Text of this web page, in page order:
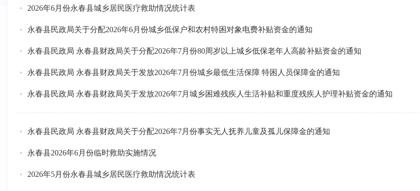
2026年6月份永春县城乡居民医疗救助情况统计表
永春县民政局关于分配2026年6月份城乡低保户和农村特困对象电费补贴资金的通知
永春县民政局 永春县财政局关于分配2026年7月份80周岁以上城乡低保老年人高龄补贴资金的通知
永春县民政局 永春县财政局关于发放2026年7月份城乡最低生活保障 特困人员保障金的通知
永春县民政局 永春县财政局关于发放2026年7月城乡困难残疾人生活补贴和重度残疾人护理补贴资金的通知
永春县民政局 永春县财政局关于分配2026年7月份事实无人抚养儿童及孤儿保障金的通知
永春县2026年6月份临时救助实施情况
2026年5月份永春县城乡居民医疗救助情况统计表